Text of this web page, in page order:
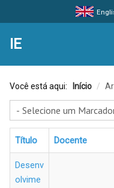
IE
Você está aqui: Início /
Título Docente
Desenv
olvime